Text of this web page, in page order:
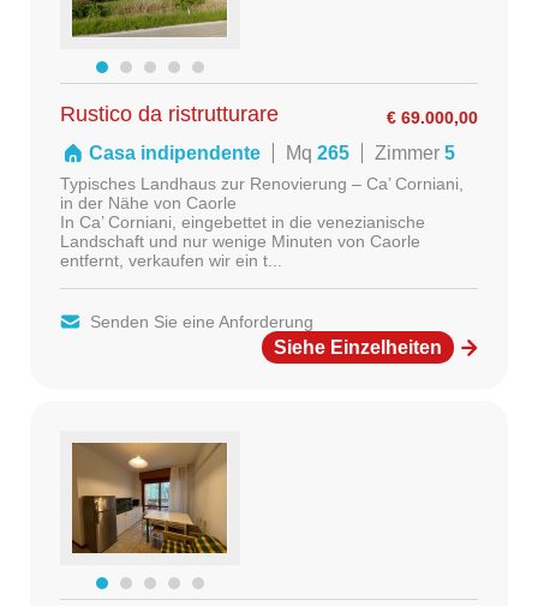
€ 69.000,00
Rustico da ristrutturare
Casa indipendente Mq 265 Zimmer 5
Typisches Landhaus zur Renovierung – Ca’ Corniani,
in der Nähe von Caorle
In Ca’ Corniani, eingebettet in die venezianische
Landschaft und nur wenige Minuten von Caorle
entfernt, verkaufen wir ein t...
Senden Sie eine Anforderung
Siehe Einzelheiten